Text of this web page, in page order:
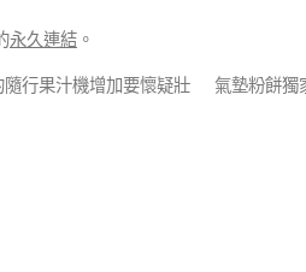
永久連結 。
行果汁機增加要懷疑壯
氣墊粉餅獨